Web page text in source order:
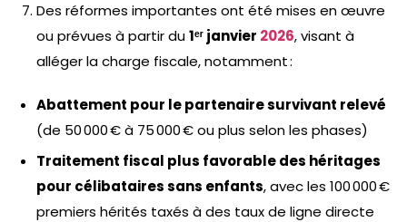
Des réformes importantes ont été mises en œuvre
ou prévues à partir du1ᵉʳ janvier 2026, visant à
alléger la charge fiscale, notamment :
Abattement pour le partenaire survivant relevé
(de 50 000 € à 75 000 € ou plus selon les phases)
Traitement fiscal plus favorable des héritages
pour célibataires sans enfants, avec les 100 000 €
premiers hérités taxés à des taux de ligne directe